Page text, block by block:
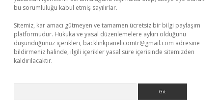
bu sorumluluğu kabul etmiş sayılırlar.
Sitemiz, kar amacı gütmeyen ve tamamen ücretsiz bir bilgi paylaşım
platformudur. Hukuka ve yasal düzenlemelere aykırı olduğunu
düşündüğünüz içerikleri, backlinkpanelicomtr@gmail.com adresine
bildirmeniz halinde, ilgili içerikler yasal süre içerisinde sitemizden
kaldırılacaktır.